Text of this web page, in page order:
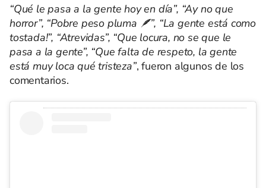
“Qué le pasa a la gente hoy en día”, “Ay no que
horror”, “Pobre peso pluma 🪶”, “La gente está como
tostada!”, “Atrevidas”, “Que locura, no se que le
pasa a la gente”, “Que falta de respeto, la gente
está muy loca qué tristeza”, fueron algunos de los
comentarios.